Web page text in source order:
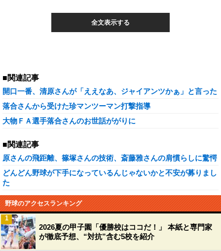
全文表示する
■関連記事
開口一番、清原さんが「ええなあ、ジャイアンツかぁ」と言った
落合さんから受けた珍マンツーマン打撃指導
大物ＦＡ選手落合さんのお世話ががりに
■関連記事
原さんの飛距離、篠塚さんの技術、斎藤雅さんの肩慣らしに驚愕
どんどん野球が下手になっているんじゃないかと不安が募りまし
た
野球のアクセスランキング
2026夏の甲子園「優勝校はココだ！」 本紙と専門家
が徹底予想、“対抗”含む5校を紹介
1